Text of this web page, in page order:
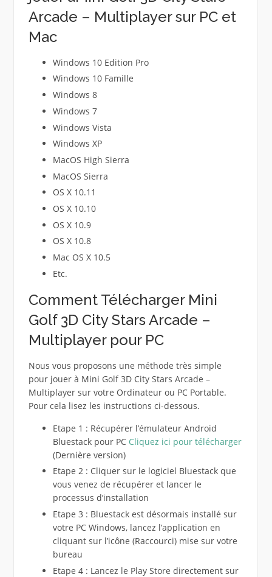
Arcade – Multiplayer sur PC et
Mac
Windows 10 Edition Pro
Windows 10 Famille
Windows 8
Windows 7
Windows Vista
Windows XP
MacOS High Sierra
MacOS Sierra
OS X 10.11
OS X 10.10
OS X 10.9
OS X 10.8
Mac OS X 10.5
Etc.
Comment Télécharger Mini
Golf 3D City Stars Arcade –
Multiplayer pour PC
Nous vous proposons une méthode très simple
pour jouer à Mini Golf 3D City Stars Arcade –
Multiplayer sur votre Ordinateur ou PC Portable.
Pour cela lisez les instructions ci-dessous.
Etape 1 : Récupérer l’émulateur Android
Bluestack pour PC Cliquez ici pour télécharger
(Dernière version)
Etape 2 : Cliquer sur le logiciel Bluestack que
vous venez de récupérer et lancer le
processus d’installation
Etape 3 : Bluestack est désormais installé sur
votre PC Windows, lancez l’application en
cliquant sur l’icône (Raccourci) mise sur votre
bureau
Etape 4 : Lancez le Play Store directement sur